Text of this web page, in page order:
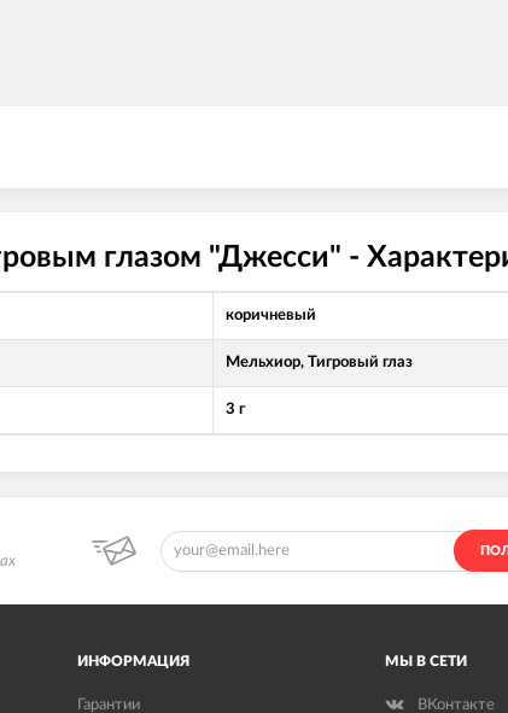
глазом "Джесси" -
коричневый
Мельхиор, Тигровый глаз
3 г
ИНФОРМАЦИЯ
Гарантии
МЫ В СЕТИ
ВКонтакте